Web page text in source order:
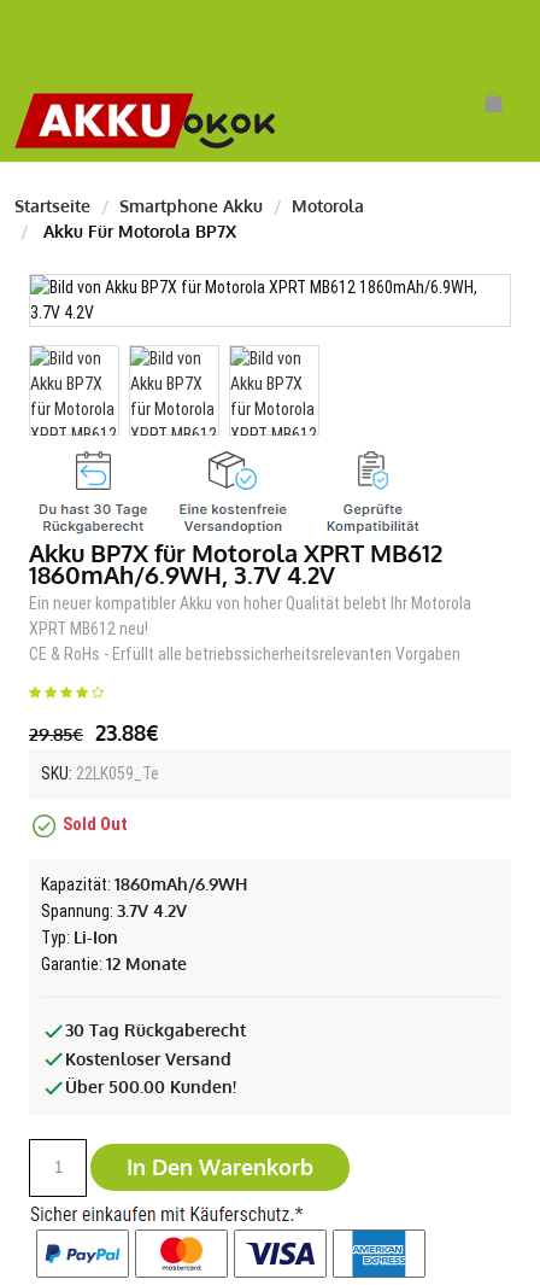
Startseite Smartphone Akku
Motorola
Akku Für Motorola BP7X
Akku BP7X für Motorola XPRT MB612
1860mAh/6.9WH, 3.7V 4.2V
Ein neuer kompatibler Akku von hoher Qualität belebt Ihr Motorola
XPRT MB612 neu!
CE & RoHs - Erfüllt alle betriebssicherheitsrelevanten Vorgaben
29.85€ 23.88€
SKU: 22LK059_Te
Sold Out
Kapazität: 1860mAh/6.9WH
Spannung: 3.7V 4.2V
Typ: Li-Ion
Garantie: 12 Monate
30 Tag Rückgaberecht
Kostenloser Versand
Über 500.00 Kunden!
In Den Warenkorb